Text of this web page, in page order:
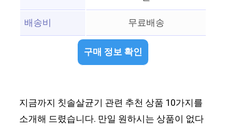
배송비
무료배송
구매 정보 확인
지금까지 칫솔살균기 관련 추천 상품 10가지를
소개해 드렸습니다. 만일 원하시는 상품이 없다